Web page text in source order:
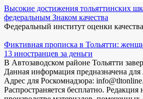
Высокие достижения тольяттинских
федеральным Знаком качества
Федеральный институт оценки
Фиктивная прописка в Тольятти:
13 иностранцев за деньги
В Автозаводском районе Тольятти
Данная информация предназначена для
Адрес для Роскомнадзора:
Распространяется бесплатно. Редакция